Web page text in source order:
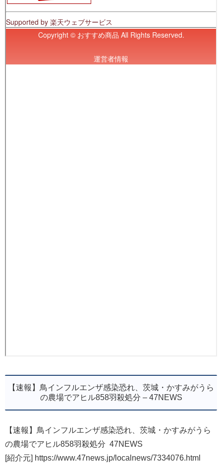
【速報】鳥インフルエンザ感染恐れ、茨城・かすみがうら
の農場でアヒル858羽殺処分 – 47NEWS
【速報】鳥インフルエンザ感染恐れ、茨城・かすみがうら
の農場でアヒル858羽殺処分 47NEWS
[紹介元] https://www.47news.jp/localnews/7334076.html